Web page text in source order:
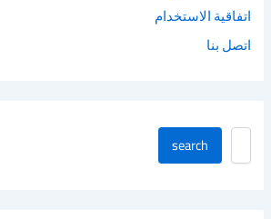
اتفاقية الاستخدام
اتصل بنا
ا
ح
search